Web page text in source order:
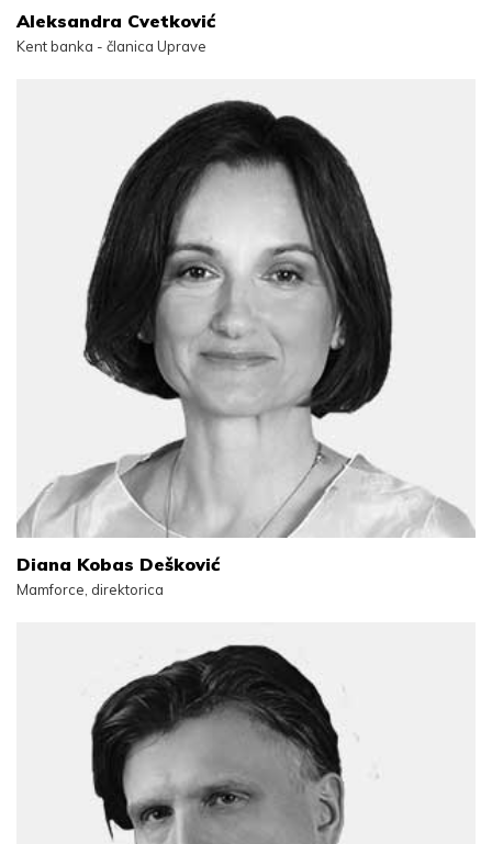
Aleksandra Cvetković
Kent banka - članica Uprave
Diana Kobas Dešković
Mamforce, direktorica